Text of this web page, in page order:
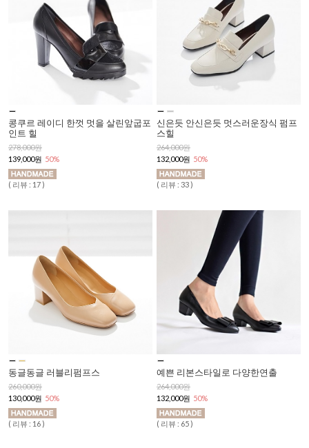
콩쿠르 레이디 한껏 멋을 살린앞굽포
인트 힐
278,000원
139,000원 50%
( 리뷰 : 17 )
신은듯 안신은듯 멋스러운장식 펌프
스힐
264,000원
132,000원 50%
( 리뷰 : 33 )
동글동글 러블리펌프스
260,000원
130,000원 50%
( 리뷰 : 16 )
예쁜 리본스타일로 다양한연출
264,000원
132,000원 50%
( 리뷰 : 65 )